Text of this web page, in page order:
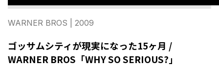
WARNER BROS | 2009
ゴッサムシティが現実になった15ヶ月 /
WARNER BROS「WHY SO SERIOUS?」